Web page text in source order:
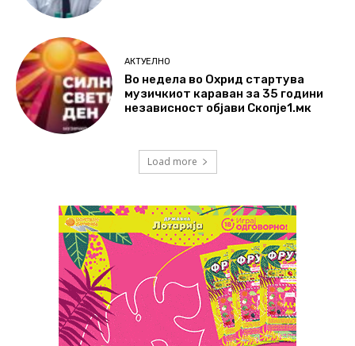
АКТУЕЛНО
Во недела во Охрид стартува
музичкиот караван за 35 години
независност објави Скопје1.мк
Load more